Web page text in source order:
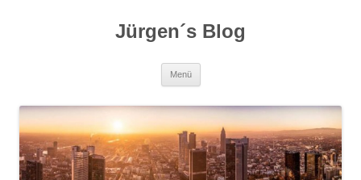
Jürgen´s Blog
Menü